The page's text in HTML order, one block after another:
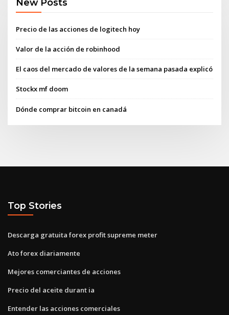
New Posts
Precio de las acciones de logitech hoy
Valor de la acción de robinhood
El caos del mercado de valores de la semana pasada explicó
Stockx mf doom
Dónde comprar bitcoin en canadá
Top Stories
Descarga gratuita forex profit supreme meter
Ato forex diariamente
Mejores comerciantes de acciones
Precio del aceite durant ia
Entender las acciones comerciales